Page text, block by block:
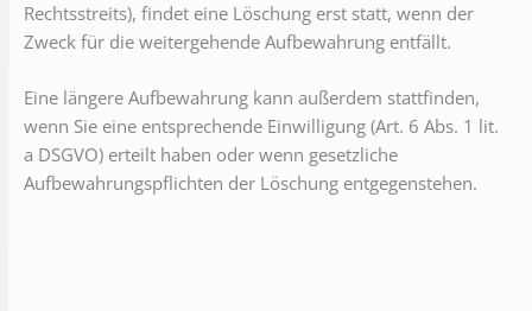
Rechtsstreits), findet eine Löschung erst statt, wenn der
Zweck für die weitergehende Aufbewahrung entfällt.
Eine längere Aufbewahrung kann außerdem stattfinden,
wenn Sie eine entsprechende Einwilligung (Art. 6 Abs. 1 lit.
a DSGVO) erteilt haben oder wenn gesetzliche
Aufbewahrungspflichten der Löschung entgegenstehen.